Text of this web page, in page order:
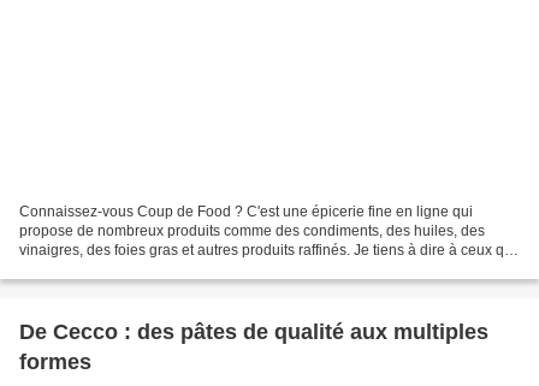
Connaissez-vous Coup de Food ? C'est une épicerie fine en ligne qui
propose de nombreux produits comme des condiments, des huiles, des
vinaigres, des foies gras et autres produits raffinés. Je tiens à dire à ceux qui
De Cecco : des pâtes de qualité aux multiples
formes